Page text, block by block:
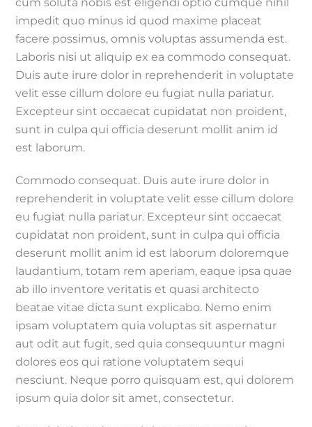
cum soluta nobis est eligendi optio cumque nihil
impedit quo minus id quod maxime placeat
facere possimus, omnis voluptas assumenda est.
Laboris nisi ut aliquip ex ea commodo consequat.
Duis aute irure dolor in reprehenderit in voluptate
velit esse cillum dolore eu fugiat nulla pariatur.
Excepteur sint occaecat cupidatat non proident,
sunt in culpa qui officia deserunt mollit anim id
est laborum.
Commodo consequat. Duis aute irure dolor in
reprehenderit in voluptate velit esse cillum dolore
eu fugiat nulla pariatur. Excepteur sint occaecat
cupidatat non proident, sunt in culpa qui officia
deserunt mollit anim id est laborum doloremque
laudantium, totam rem aperiam, eaque ipsa quae
ab illo inventore veritatis et quasi architecto
beatae vitae dicta sunt explicabo. Nemo enim
ipsam voluptatem quia voluptas sit aspernatur
aut odit aut fugit, sed quia consequuntur magni
dolores eos qui ratione voluptatem sequi
nesciunt. Neque porro quisquam est, qui dolorem
ipsum quia dolor sit amet, consectetur.